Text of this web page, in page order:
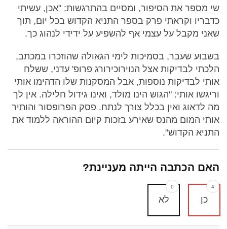
שי מספר את הסיפור, ומסיים בהתרגשות: "אכן, עשיתי
כדבריו וקראתי פרק בספר התניא הקדוש בכל יום, תוך
שאני מקבל על עצמי אף להשפיע על ידידי לנהוג כך.
בשבוע שעבר, בסמיכות לימי הגאולה שהוזכרו במכתב,
הלכתי לבדיקות אצל הנוירוכירורג פרופ' עדני, ששלח
אותי לבדיקות נוספות, אבל המסקנות שלו הדהימו אותי
וריגשו אותי: "הגוש הינו מולד, ואינו גידול חלילה. אין לך
מה לדאוג ואין בכלל צורך לנתח. פסק הפרופסור והותיר
אותי המום מהנס שאירע בזכות קיום ההוראה ללמוד את
התניא הקדוש".
האם הכתבה הייתה מעניינת?
כן
4
לא
0